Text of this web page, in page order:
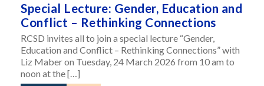
Special Lecture: Gender, Education and
Conflict – Rethinking Connections
RCSD invites all to join a special lecture “Gender,
Education and Conflict – Rethinking Connections” with
Liz Maber on Tuesday, 24 March 2026 from 10 am to
noon at the […]